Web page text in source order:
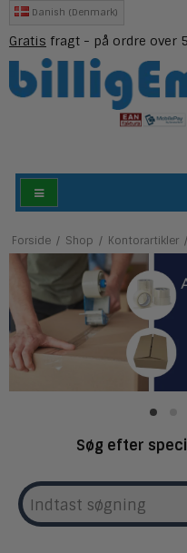
Danish (Denmark)
Gratis fragt - på ordre over
Forside / Shop / Kontorartikler /
Søg efter